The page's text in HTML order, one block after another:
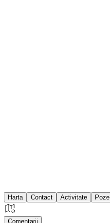
Harta Contact Activitate Poze
Comentarii